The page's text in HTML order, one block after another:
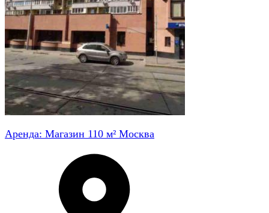
Аренда: Магазин 110 м² Москва